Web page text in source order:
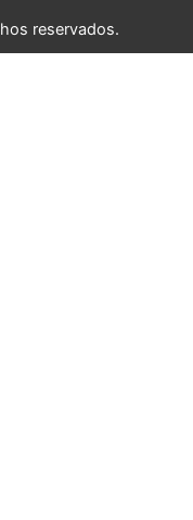
reservados.